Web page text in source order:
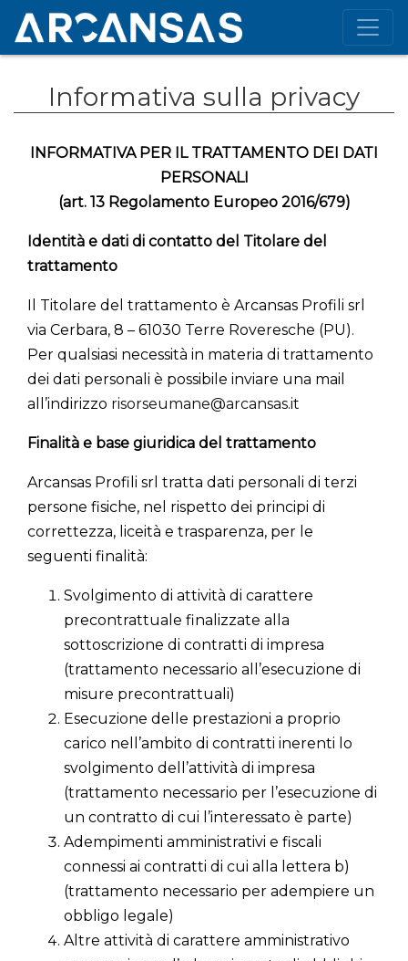
Informativa sulla privacy
INFORMATIVA PER IL TRATTAMENTO DEI DATI
PERSONALI
(art. 13 Regolamento Europeo 2016/679)
Identità e dati di contatto del Titolare del
trattamento
Il Titolare del trattamento è Arcansas Profili srl
via Cerbara, 8 – 61030 Terre Roveresche (PU).
Per qualsiasi necessità in materia di trattamento
dei dati personali è possibile inviare una mail
all’indirizzo risorseumane@arcansas.it
Finalità e base giuridica del trattamento
Arcansas Profili srl tratta dati personali di terzi
persone fisiche, nel rispetto dei principi di
correttezza, liceità e trasparenza, per le
seguenti finalità:
Svolgimento di attività di carattere
precontrattuale finalizzate alla
sottoscrizione di contratti di impresa
(trattamento necessario all’esecuzione di
misure precontrattuali)
Esecuzione delle prestazioni a proprio
carico nell’ambito di contratti inerenti lo
svolgimento dell’attività di impresa
(trattamento necessario per l’esecuzione di
un contratto di cui l’interessato è parte)
Adempimenti amministrativi e fiscali
connessi ai contratti di cui alla lettera b)
(trattamento necessario per adempiere un
obbligo legale)
Altre attività di carattere amministrativo